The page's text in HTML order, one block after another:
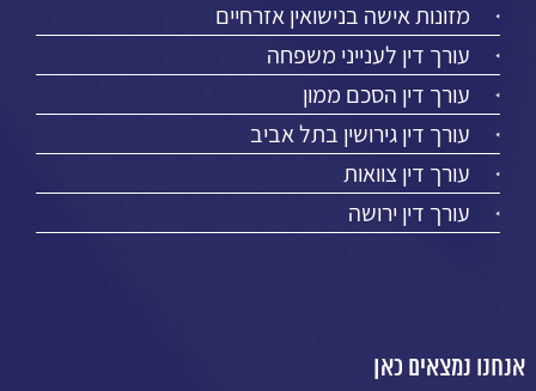
מזונות אישה בנישואין אזרחיים
עורך דין לענייני משפחה
עורך דין הסכם ממון
עורך דין גירושין בתל אביב
עורך דין צוואות
עורך דין ירושה
אנחנו נמצאים כאן